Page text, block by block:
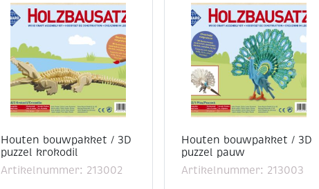
Houten bouwpakket / 3D
puzzel krokodil
Artikelnummer: 213002
Houten bouwpakket / 3D
puzzel pauw
Artikelnummer: 213003